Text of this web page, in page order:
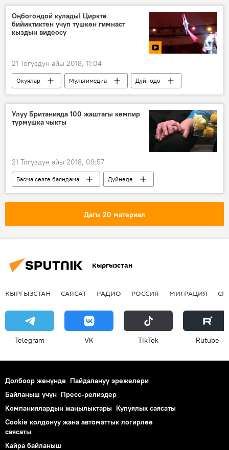
журналист
пикир
Оңбогондой кулады! Циркте
бийиктиктен учуп түшкөн гимнаст
кыздын видеосу
21 Тогуздун айы 2018, 11:04
Окуялар Мультимедиа
Дүйнөдө
Видео
Жаңылыктар
кырсык
цирк
Россия
Улуу Британияда 100 жаштагы кемпир
турмушка чыкты
21 Тогуздун айы 2018, 09:57
Басма сөзгө баяндама
Дүйнөдө
Коом
Жаңылыктар
Дагы 20 материал
Кыргызстан
КЫРГЫЗСТАН САЯСАТ РАДИО РОССИЯ МИГРАЦИЯ
Telegram VK ТikТоk Rutube
Долбоор жөнүндө Пайдалануу эрежелери
Байланыш үчүн Пресс-релиздер
Компаниялардын жаңылыктары Купуялык саясаты
Cookie колдонуу жана автоматтык логирлөө
саясаты
Кайра байланыш